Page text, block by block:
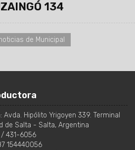
134
de Municipal
Avda. Hipólito Yrigoyen 339. Terminal
de Salta - Salta, Argentina
/ 431-6056
154440056